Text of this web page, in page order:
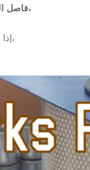
فاصل الزيت وفلتر الزيت وفلتر الهواء لضاغط الهواء اللولبي،
إذا كان لديك أي أسئلة حول الفلتر الذي يجب استخدامه،